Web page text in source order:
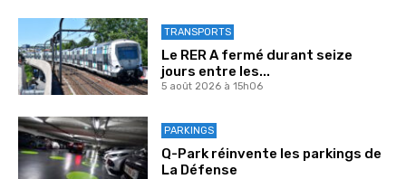
TRANSPORTS
Le RER A fermé durant seize
jours entre les...
5 août 2026 à 15h06
PARKINGS
Q-Park réinvente les parkings de
La Défense